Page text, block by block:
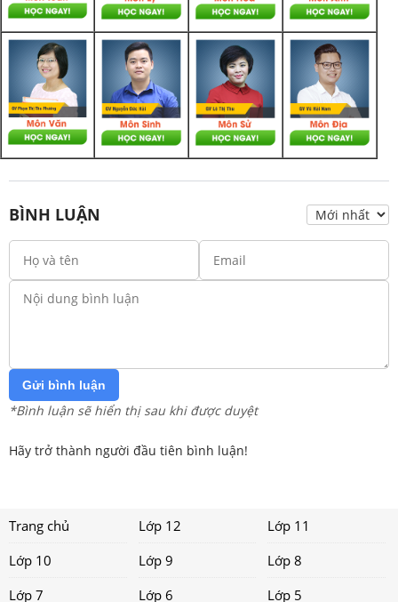
BÌNH LUẬN
Gửi bình luận
*Bình luận sẽ hiển thị sau khi được duyệt
Hãy trở thành người đầu tiên bình luận!
Trang chủ Lớp 12
Lớp 11
Lớp 10
Lớp 9
Lớp 8
Lớp 7
Lớp 6 Lớp 5